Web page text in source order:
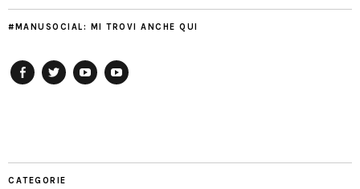
#MANUSOCIAL: MI TROVI ANCHE QUI
CATEGORIE